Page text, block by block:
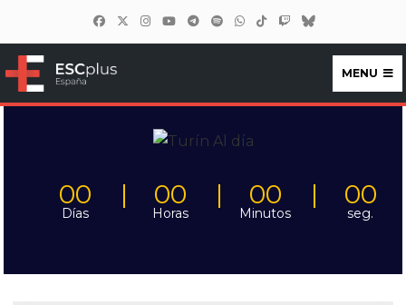
ESCplus España
MENU
00
Días
00
Horas
00
Minutos
00
seg.